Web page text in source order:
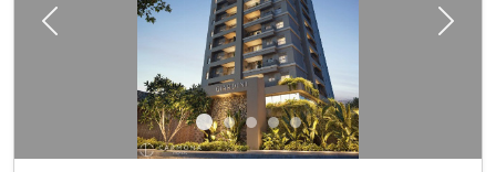
Previous Next